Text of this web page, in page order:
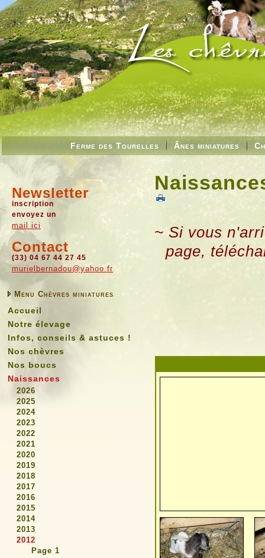
Ferme des Tourelles Ânes miniatures
Newsletter
inscription
envoyez un
mail ici
Contact
(33) 04 67 44 27 45
murielbernadou@yahoo.fr
Menu Chèvres miniatures
Accueil
Notre élevage
Infos, conseils & astuces !
Nos chèvres
Nos boucs
Naissances
2026
2025
2024
2023
2022
2021
2020
2019
2018
2017
2016
2015
2014
2013
2012
Page 1
~ Si vous
page,